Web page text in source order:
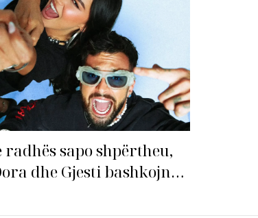
radhës sapo shpërtheu,
dhe Gjesti bashkojnë